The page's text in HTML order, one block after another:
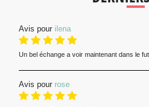
Avis pour ilena
Un bel échange a voir maintenant dans le
Avis pour rose